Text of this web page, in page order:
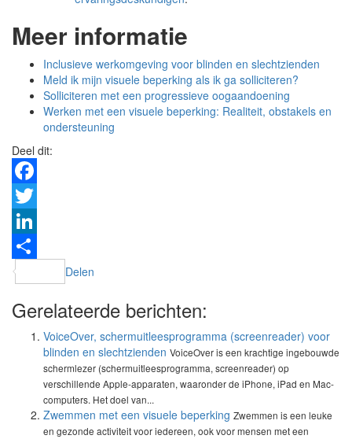
Meer informatie
Inclusieve werkomgeving voor blinden en slechtzienden
Meld ik mijn visuele beperking als ik ga solliciteren?
Solliciteren met een progressieve oogaandoening
Werken met een visuele beperking: Realiteit, obstakels en
ondersteuning
Deel dit:
Facebook
Twitter
LinkedIn
Delen
Gerelateerde berichten:
VoiceOver, schermuitleesprogramma (screenreader) voor
blinden en slechtzienden VoiceOver is een krachtige ingebouwde
schermlezer (schermuitleesprogramma, screenreader) op
verschillende Apple-apparaten, waaronder de iPhone, iPad en Mac-
computers. Het doel van...
Zwemmen met een visuele beperking Zwemmen is een leuke
en gezonde activiteit voor iedereen, ook voor mensen met een